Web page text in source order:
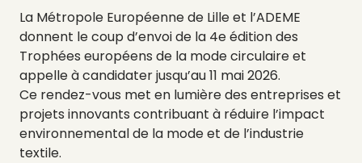
La Métropole Européenne de Lille et l’ADEME
donnent le coup d’envoi de la 4e édition des
Trophées européens de la mode circulaire et
appelle à candidater jusqu’au 11 mai 2026.
Ce rendez-vous met en lumière des entreprises et
projets innovants contribuant à réduire l’impact
environnemental de la mode et de l’industrie
textile.